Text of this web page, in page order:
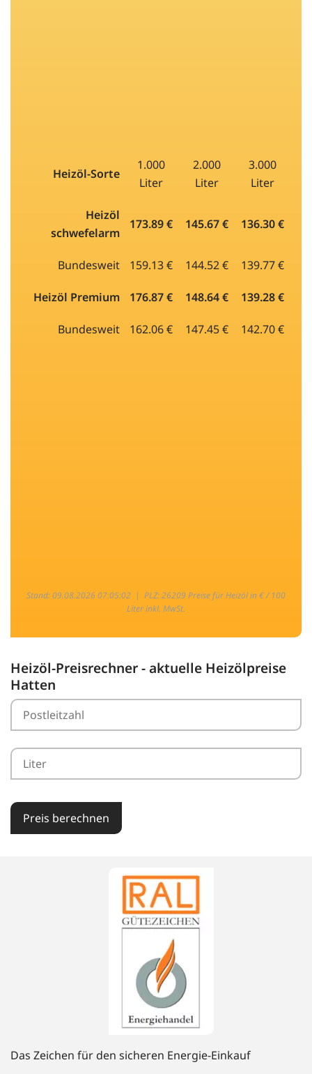
Heizöl-Sorte
1.000
Liter
2.000
Liter
3.000
Liter
Heizöl
schwefelarm
173.89 € 145.67 € 136.30 €
Bundesweit 159.13 € 144.52 € 139.77 €
Heizöl Premium 176.87 € 148.64 € 139.28 €
Bundesweit 162.06 € 147.45 € 142.70 €
Stand: 09.08.2026 07:05:02 | PLZ: 26209 Preise für Heizöl in € / 100
Liter inkl. MwSt.
Heizöl-Preisrechner - aktuelle Heizölpreise
Hatten
Preis berechnen
Das Zeichen für den sicheren Energie-Einkauf